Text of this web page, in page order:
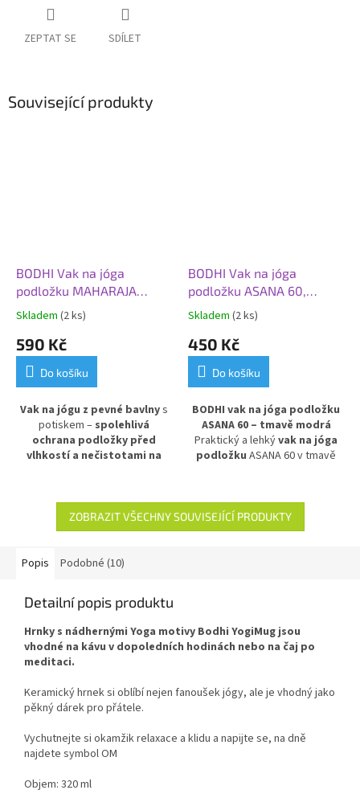
ZEPTAT SE SDÍLET
Související produkty
BODHI Vak na jóga
podložku MAHARAJA
ASANA 70, hnědá/stříbrná
Skladem (2 ks)
590 Kč
Do košíku
Vak na jógu z pevné bavlnys
potiskem – spolehlivá
ochrana podložky před
vlhkostí a nečistotami na
pomůcek. Ideální na přenos a
skladování jógové výbavy.
BODHI Vak na jóga
podložku ASANA 60,
tmavě modrá
Skladem (2 ks)
450 Kč
Do košíku
BODHI vak na jóga podložku
ASANA 60 – tmavě modrá
Praktický a lehkývak na jóga
podložku ASANA 60 v tmavě
omyvatelného materiálu
chrání podložku před vlhkostí a
nečistotami. Ideální pro
ZOBRAZIT VŠECHNY SOUVISEJÍCÍ PRODUKTY
Popis Podobné (10)
Detailní popis produktu
Hrnky s nádhernými Yoga motivy Bodhi YogiMug jsou
vhodné na kávu v dopoledních hodinách nebo na čaj po
meditaci.
Keramický hrnek si oblíbí nejen fanoušek jógy, ale je vhodný jako
pěkný dárek pro přátele.
Vychutnejte si okamžik relaxace a klidu a napijte se, na dně
najdete symbol OM
Objem: 320 ml